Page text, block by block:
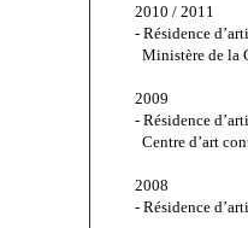
2010 / 2011
- Résidence
Ministère de la
2009
- Résidence
Centre d’art
2008
- Résidence